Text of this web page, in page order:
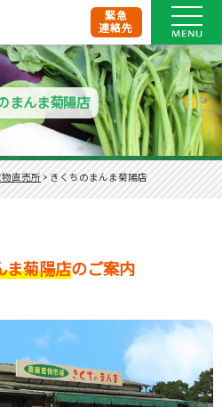
緊急
連絡先
まんま菊陽店
直売所 > きくちのまんま菊陽店
ま菊陽店のご案内